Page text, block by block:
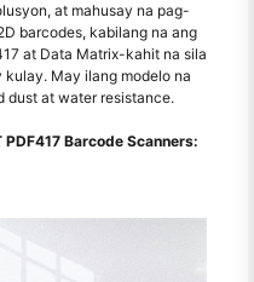
at mahusay na pag-
barcodes, kabilang na ang
at Data Matrix-kahit na sila
May ilang modelo na
dust at water resistance.
Barcode Scanners: